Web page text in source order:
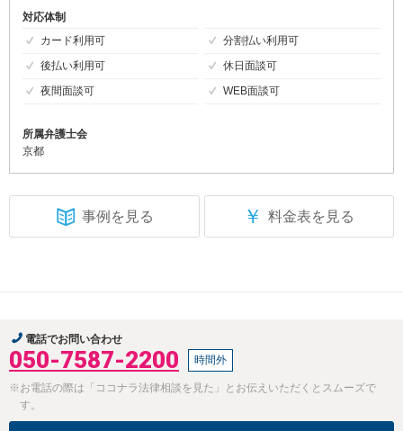
対応体制
カード利用可
分割払い利用可
後払い利用可
休日面談可
夜間面談可
WEB面談可
所属弁護士会
京都
事例を見る ￥ 料金表を見る
電話でお問い合わせ
050-7587-2200 時間外
※お電話の際は「ココナラ法律相談を見た」とお伝えいただくとスムーズで
す。